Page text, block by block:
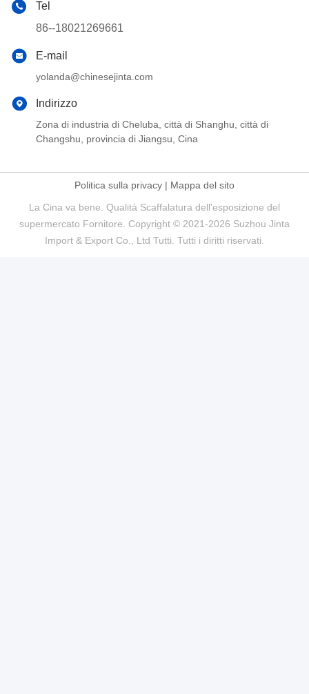
Tel
86--18021269661
E-mail
yolanda@chinesejinta.com
Indirizzo
Zona di industria di Cheluba, città di Shanghu, città di
Changshu, provincia di Jiangsu, Cina
Politica sulla privacy | Mappa del sito
La Cina va bene. Qualità Scaffalatura dell'esposizione del
supermercato Fornitore. Copyright © 2021-2026 Suzhou Jinta
Import & Export Co., Ltd Tutti. Tutti i diritti riservati.